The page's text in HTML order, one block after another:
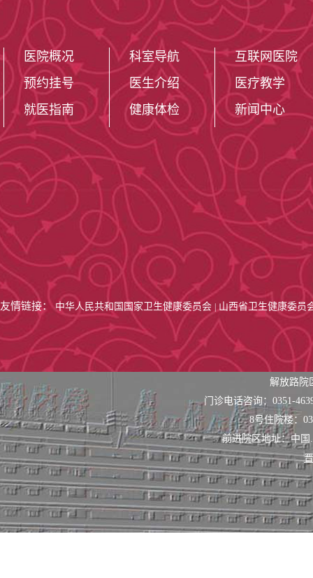
医院概况
预约挂号
就医指南
科室导航
医生介绍
健康体检
互联网医院
医疗教学
新闻中心
友情链接：中华人民共和国国家卫生健康委员会 山西省卫生健康委员
解放路
门诊电话咨询：0351-
8号住院楼：
前进院区地址：中